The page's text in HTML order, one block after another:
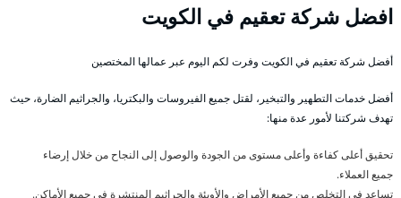
افضل شركة تعقيم في الكويت
أفضل شركة تعقيم في الكويت وفرت لكم اليوم عبر عمالها المختصين
أفضل خدمات التطهير والتبخير، لقتل جميع الفيروسات والبكتريا، والجراثيم الضارة، حيث
تهدف شركتنا لأمور عدة منها:
تحقيق أعلى كفاءة وأعلى مستوى من الجودة والوصول إلى النجاح من خلال إرضاء
جميع العملاء.
تساعد في التخلص من جميع الأمراض والأوبئة والجراثيم المنتشرة في جميع الأماكن.